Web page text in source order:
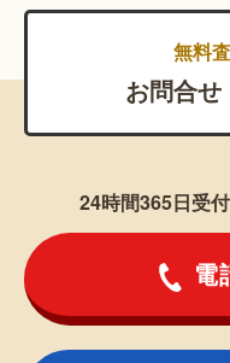
無料
お問合せ
24時間365日受
電